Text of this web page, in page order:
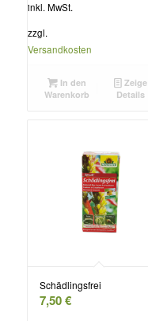
inkl. MwSt.
zzgl.
Versandkosten
In den
Warenkorb
Zeige
Details
Schädlingsfrei
7,50€